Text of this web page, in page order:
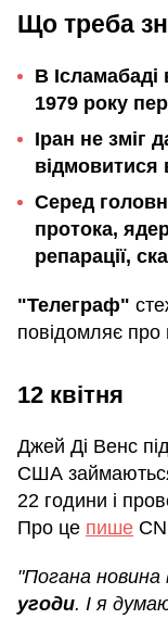
Що треба
В
1979 року
Іран не зміг
відмовитися
Серед
протока,
репарації,
"Телеграф"
повідомляє про
12 квітня
Джей Ді Венс
США
22 години і
Про це пише
"Погана
угоди. І я